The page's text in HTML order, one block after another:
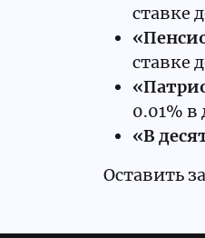
ставке
ставке
0.01% в
«В
Оставить